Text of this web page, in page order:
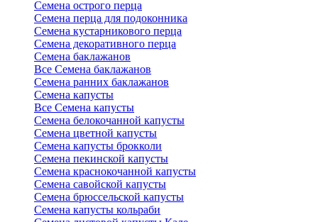
Семена острого перца
Семена перца для подоконника
Семена кустарникового перца
Семена декоративного перца
Семена баклажанов
Все Семена баклажанов
Семена ранних баклажанов
Семена капусты
Все Семена капусты
Семена белокочанной капусты
Семена цветной капусты
Семена капусты брокколи
Семена пекинской капусты
Семена краснокочанной капусты
Семена савойской капусты
Семена брюссельской капусты
Семена капусты кольраби